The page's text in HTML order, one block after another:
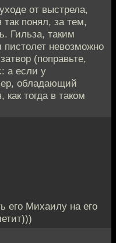
от выстрела,
так понял, за тем,
Гильза, таким
пистолет невозможно
(поправьте,
а если у
обладающий
тогда в таком
его Михаилу на его